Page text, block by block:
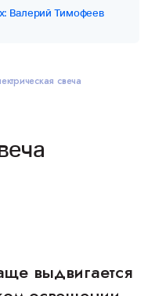
Валерий Тимофеев
свеча
выдвигается